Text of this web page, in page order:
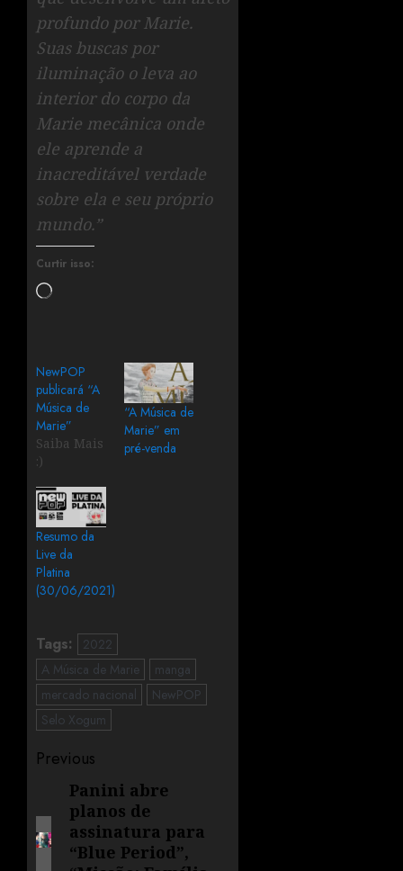
profundo por Marie.
Suas buscas por
iluminação o leva ao
interior do corpo da
Marie mecânica onde
ele aprende a
inacreditável verdade
sobre ela e seu próprio
mundo.”
Curtir isso:
NewPOP
publicará “A
Música de
Marie”
Saiba Mais
:)
“A Música de
Marie” em
pré-venda
Resumo da
Live da
Platina
(30/06/2021)
Tags:
2022
A Música de Marie
manga
mercado nacional
NewPOP
Selo Xogum
Previous
Panini abre
planos de
assinatura para
“Blue Period”,